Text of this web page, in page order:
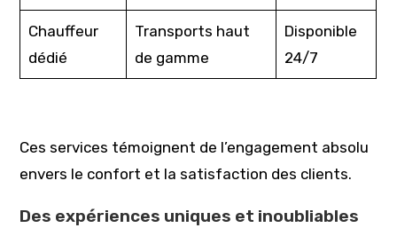
Chauffeur
dédié
Transports haut
de gamme
Disponible
24/7
Ces services témoignent de l’engagement absolu
envers le confort et la satisfaction des clients.
Des expériences uniques et inoubliables